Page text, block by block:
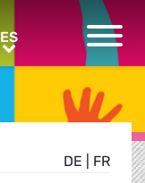
ESES
DE FR